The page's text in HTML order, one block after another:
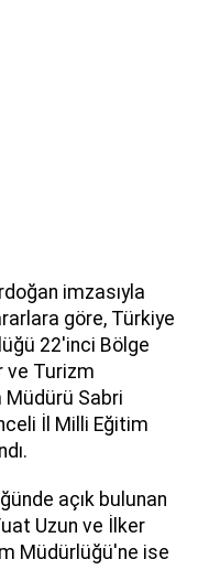
imzasıyla
göre, Türkiye
22'inci Bölge
ve Turizm
Müdürü Sabri
İl Milli Eğitim
açık bulunan
Uzun ve İlker
Müdürlüğü'ne ise